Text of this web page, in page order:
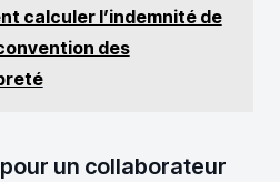
calculer l’indemnité de
des
un collaborateur